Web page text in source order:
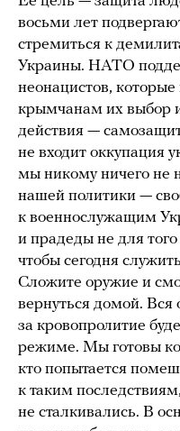
восьми лет
стремиться к
Украины. НАТО
неонацистов, которые
крымчанам их выбор
действия —
не входит оккупация
мы никому ничего не
нашей политики —
к военнослужащим
и прадеды не для
чтобы сегодня
Сложите оружие и
вернуться домой. Вся
за кровопролитие
режиме. Мы готовы ко
кто попытается
к таким
не сталкивались. В